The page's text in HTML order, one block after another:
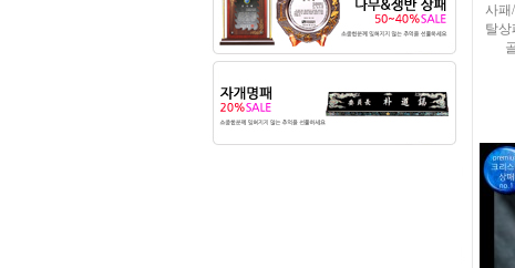
사패
탈상